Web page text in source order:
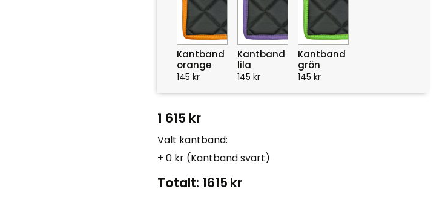
Kantband
orange
145 kr
Kantband
lila
145 kr
Kantband
grön
145 kr
1 615 kr
Valt kantband:
+ 0 kr (Kantband svart)
Totalt: 1615 kr